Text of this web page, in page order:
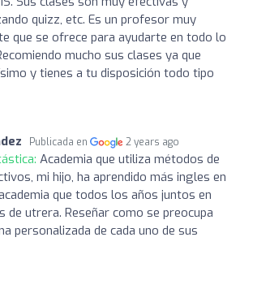
quizz, etc. Es un profesor muy
que se ofrece para ayudarte en todo lo
mucho sus clases ya que
y tienes a tu disposición todo tipo
Publicada en 2 years ago
Academia que utiliza métodos de
mi hijo, ha aprendido más ingles en
que todos los años juntos en
de utrera. Reseñar como se preocupa
personalizada de cada uno de sus